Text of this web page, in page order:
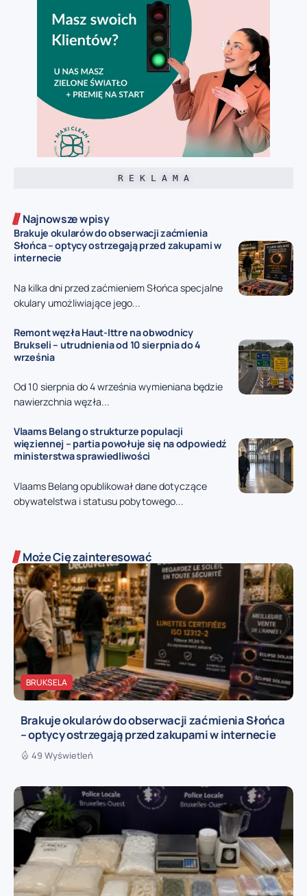
R E K L A M A
Najnowsze wpisy
Brakuje okularów do obserwacji zaćmienia
Słońca – optycy ostrzegają przed zakupami w
internecie
Na kilka dni przed zaćmieniem Słońca specjalne
okulary umożliwiające jego...
Remont węzła Haut-Ittre na obwodnicy
Brukseli – utrudnienia od 10 sierpnia do 4
września
Od 10 sierpnia do 4 września wymieniana będzie
nawierzchnia węzła...
Vlaams Belang o strukturze populacji
więziennej – partia powołuje się na odpowiedź
ministerstwa sprawiedliwości
Vlaams Belang opublikował dane dotyczące
obywatelstwa i statusu pobytowego...
Może Cię zainteresować
BRUKSELA
Brakuje okularów do obserwacji zaćmienia Słońca
– optycy ostrzegają przed zakupami w internecie
49 Wyświetleń